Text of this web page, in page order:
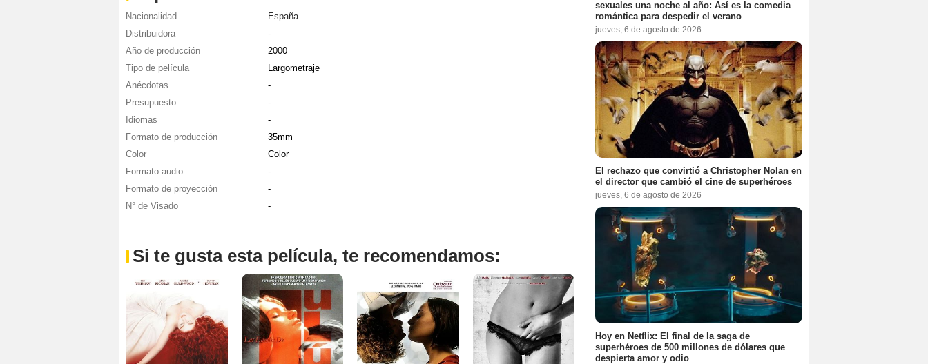
Nacionalidad
España
Distribuidora
-
Año de producción
2000
Tipo de película
Largometraje
Anécdotas
-
Presupuesto
-
Idiomas
-
Formato de producción
35mm
Color
Color
Formato audio
-
Formato de proyección
-
N° de Visado
-
Si te gusta esta película, te recomendamos:
sexuales una noche al año: Así es la comedia
romántica para despedir el verano
jueves, 6 de agosto de 2026
El rechazo que convirtió a Christopher Nolan en
el director que cambió el cine de superhéroes
jueves, 6 de agosto de 2026
Hoy en Netflix: El final de la saga de
superhéroes de 500 millones de dólares que
despierta amor y odio